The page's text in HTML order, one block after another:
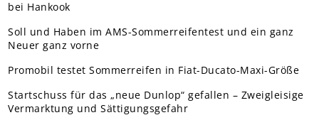
bei Hankook
Soll und Haben im AMS-Sommerreifentest und ein ganz
Neuer ganz vorne
Promobil testet Sommerreifen in Fiat-Ducato-Maxi-Größe
Startschuss für das „neue Dunlop“ gefallen – Zweigleisige
Vermarktung und Sättigungsgefahr